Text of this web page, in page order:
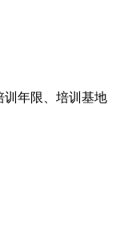
训年限、培训基地